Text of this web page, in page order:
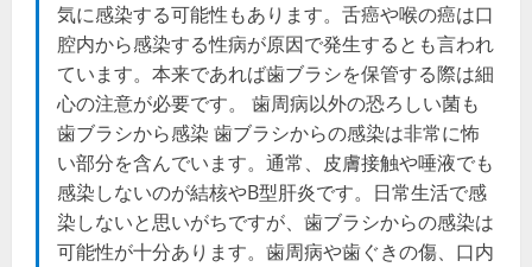
気に感染する可能性もあります。舌癌や喉の癌は口
腔内から感染する性病が原因で発生するとも言われ
ています。本来であれば歯ブラシを保管する際は細
心の注意が必要です。 歯周病以外の恐ろしい菌も
歯ブラシから感染 歯ブラシからの感染は非常に怖
い部分を含んでいます。通常、皮膚接触や唾液でも
感染しないのが結核やB型肝炎です。日常生活で感
染しないと思いがちですが、歯ブラシからの感染は
可能性が十分あります。歯周病や歯ぐきの傷、口内